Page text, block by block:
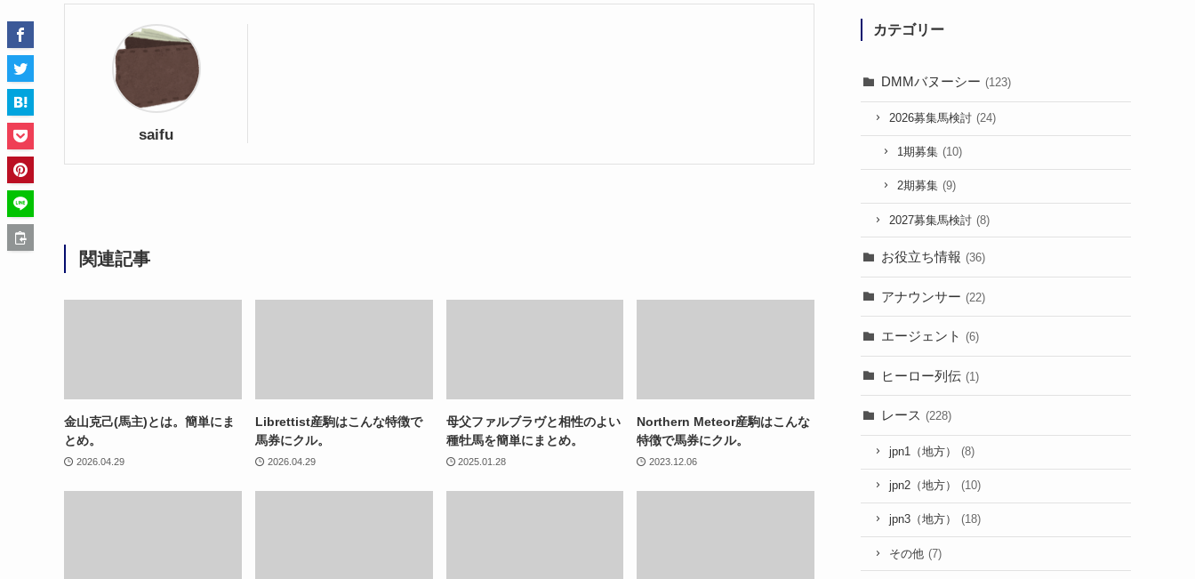
saifu
関連記事
金山克己(馬主)とは。簡単にま
とめ。
2026.04.29
Librettist産駒はこんな特徴で
馬券にクル。
2026.04.29
母父ファルブラヴと相性のよい
種牡馬を簡単にまとめ。
2025.01.28
Northern Meteor産駒はこんな
特徴で馬券にクル。
2023.12.06
カテゴリー
DMMバヌーシー (123)
2026募集馬検討 (24)
1期募集 (10)
2期募集 (9)
2027募集馬検討 (8)
お役立ち情報 (36)
アナウンサー (22)
エージェント (6)
ヒーロー列伝 (1)
レース (228)
jpn1（地方） (8)
jpn2（地方） (10)
jpn3（地方） (18)
その他 (7)